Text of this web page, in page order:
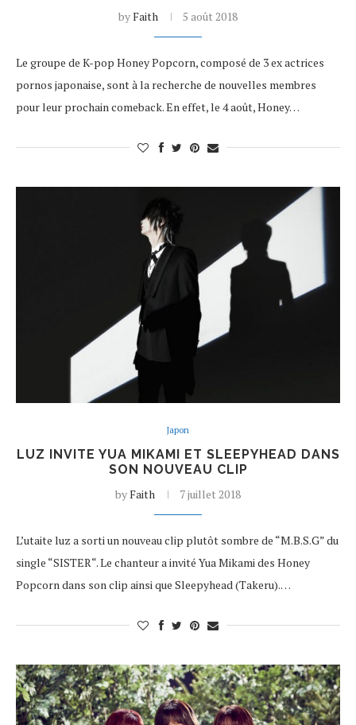
byFaith 5 août 2018
Le groupe de K-pop Honey Popcorn, composé de 3 ex actrices
pornos japonaise, sont à la recherche de nouvelles membres
pour leur prochain comeback. En effet, le 4 août, Honey…
Japon
LUZ INVITE YUA MIKAMI ET SLEEPYHEAD DANS
SON NOUVEAU CLIP
byFaith 7 juillet 2018
L’utaite luz a sorti un nouveau clip plutôt sombre de “M.B.S.G” du
single “SISTER“. Le chanteur a invité Yua Mikami des Honey
Popcorn dans son clip ainsi que Sleepyhead (Takeru).…